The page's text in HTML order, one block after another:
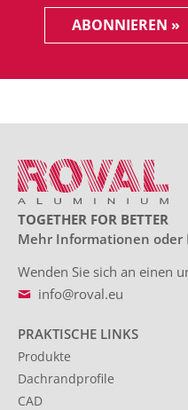
ABONNIEREN »
TOGETHER FOR BETTER
Mehr Informationen oder
Wenden Sie sich an einen
info@roval.eu
PRAKTISCHE LINKS
Produkte
Dachrandprofile
CAD